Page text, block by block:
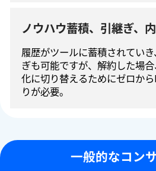
ノウハウ蓄積、引継ぎ、
履歴がツールに蓄積されてい
ぎも可能ですが、解約した場
化に切り替えるためにゼロか
りが必要。
一般的なコン